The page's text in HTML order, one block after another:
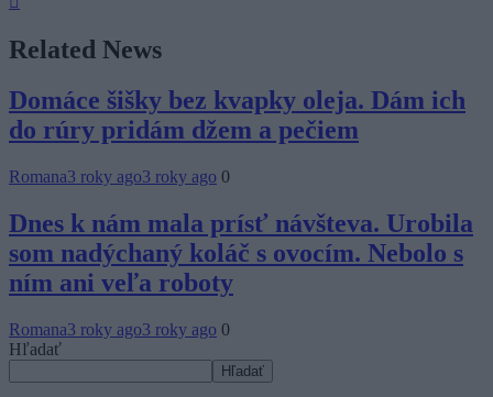
Related News
Domáce šišky bez kvapky oleja. Dám ich
do rúry pridám džem a pečiem
Romana3 roky ago3 roky ago 0
Dnes k nám mala prísť návšteva. Urobila
som nadýchaný koláč s ovocím. Nebolo s
ním ani veľa roboty
Romana3 roky ago3 roky ago 0
Hľadať
Hľadať